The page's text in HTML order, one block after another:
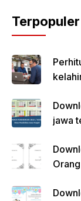
Terpopuler
jawa